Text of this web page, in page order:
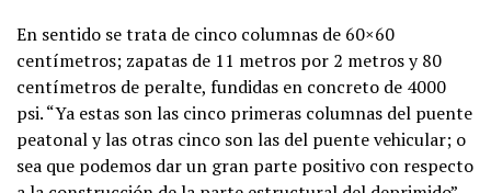
En sentido se trata de cinco columnas de 60×60
centímetros; zapatas de 11 metros por 2 metros y 80
centímetros de peralte, fundidas en concreto de 4000
psi. “Ya estas son las cinco primeras columnas del puente
peatonal y las otras cinco son las del puente vehicular; o
sea que podemos dar un gran parte positivo con respecto